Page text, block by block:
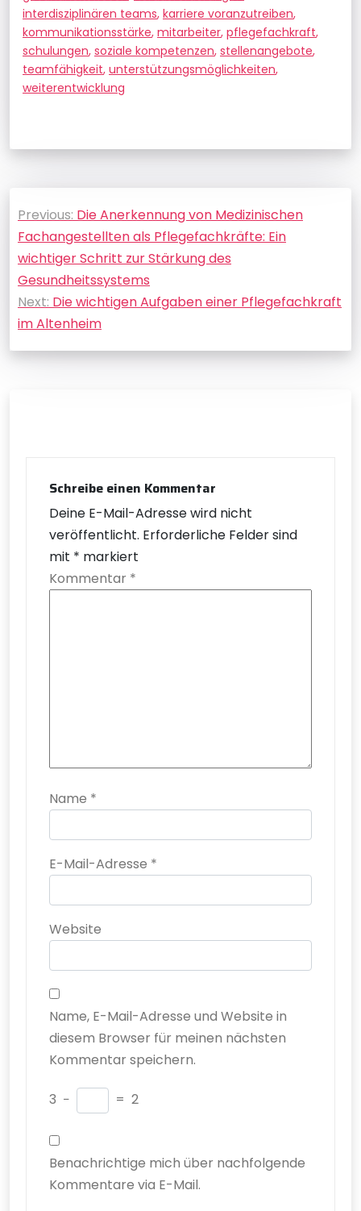
interdisziplinären teams, karriere voranzutreiben,
kommunikationsstärke, mitarbeiter, pflegefachkraft,
schulungen, soziale kompetenzen, stellenangebote,
teamfähigkeit, unterstützungsmöglichkeiten,
weiterentwicklung
Beitragsnavigation
Previous: Die Anerkennung von Medizinischen
Fachangestellten als Pflegefachkräfte: Ein
wichtiger Schritt zur Stärkung des
Gesundheitssystems
Next: Die wichtigen Aufgaben einer Pflegefachkraft
im Altenheim
Schreibe einen Kommentar
Deine E-Mail-Adresse wird nicht
veröffentlicht. Erforderliche Felder sind
mit * markiert
Kommentar *
Name *
E-Mail-Adresse *
Website
Name, E-Mail-Adresse und Website in
diesem Browser für meinen nächsten
Kommentar speichern.
3 − = 2
Benachrichtige mich über nachfolgende
Kommentare via E-Mail.